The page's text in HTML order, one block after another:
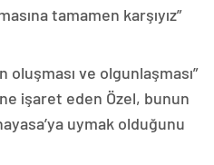
tamamen karşıyız”
oluşması ve olgunlaşması”
işaret eden Özel, bunun
uymak olduğunu